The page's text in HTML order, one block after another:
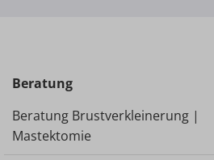
Beratung
Beratung Brustverkleinerung |
Mastektomie